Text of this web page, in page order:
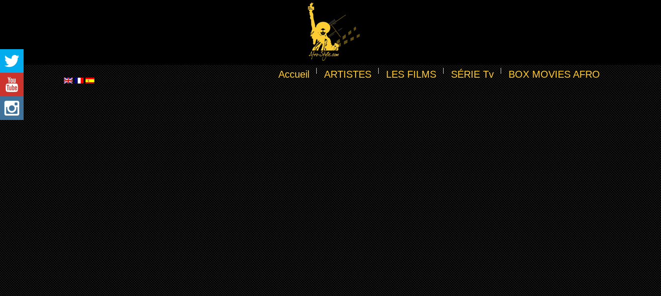
Accueil ARTISTES LES FILMS SÉRIE Tv BOX MOVIES AFRO